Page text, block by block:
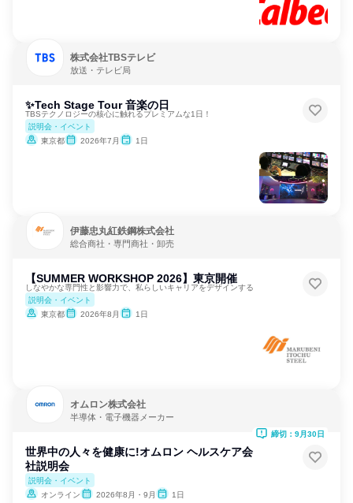
株式会社TBSテレビ
放送・テレビ局
✨Tech Stage Tour 音楽の日
TBSテクノロジーの核心に触れるプレミアムな1日！
説明会・イベント
東京都
2026年7月 1日
伊藤忠丸紅鉄鋼株式会社
総合商社・専門商社・卸売
【SUMMER WORKSHOP 2026】東京開催
しなやかな専門性と影響力で、私らしいキャリアをデザインする
説明会・イベント
東京都
2026年8月 1日
オムロン株式会社
半導体・電子機器メーカー
世界中の人々を健康に!オムロン ヘルスケア会
社説明会
説明会・イベント
オンライン
2026年8月・9月 1日
締切：9月30日